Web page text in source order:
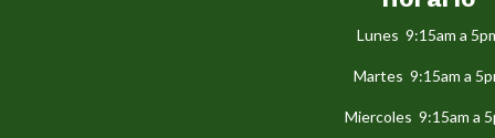
Lunes 9:15am a
Martes 9:15am a
Miercoles 9:15am a